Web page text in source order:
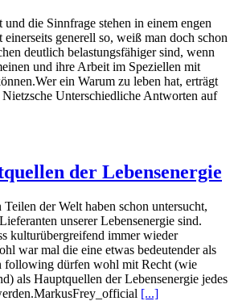
die Sinnfrage stehen in einem engen
einerseits generell so, weiß man doch schon
deutlich belastungsfähiger sind, wenn
und ihre Arbeit im Speziellen mit
ein Warum zu leben hat, erträgt
Unterschiedliche Antworten auf
der Lebensenergie
der Welt haben schon untersucht,
unserer Lebensenergie sind.
kulturübergreifend immer wieder
war mal die eine etwas bedeutender als
following dürfen wohl mit Recht (wie
als Hauptquellen der Lebensenergie jedes
[...]